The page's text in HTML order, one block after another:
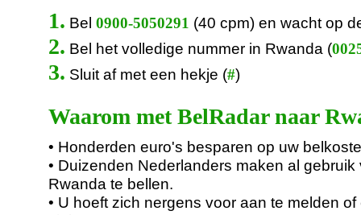
1. Bel 0900-5050291 (40 cpm) en wacht op
2. Bel het volledige nummer in Rwanda (
3. Sluit af met een hekje (#)
Waarom met BelRadar naar
• Honderden euro's besparen op uw
• Duizenden Nederlanders maken al
Rwanda te bellen.
• U hoeft zich nergens voor aan te melden